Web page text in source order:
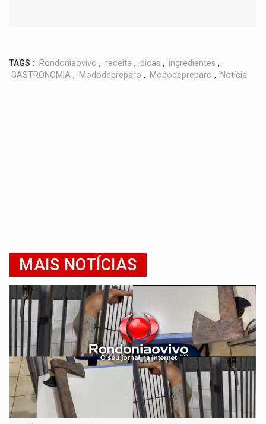
TAGS : Rondoniaovivo , receita , dicas , ingredientes ,
GASTRONOMIA , Mododepreparo , Mododepreparo , Notícia
MAIS NOTÍCIAS